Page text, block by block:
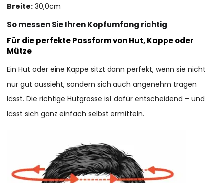
Breite: 30,0cm
So messen Sie Ihren Kopfumfang richtig
Für die perfekte Passform von Hut, Kappe oder
Mütze
Ein Hut oder eine Kappe sitzt dann perfekt, wenn sie nicht
nur gut aussieht, sondern sich auch angenehm tragen
lässt. Die richtige Hutgrösse ist dafür entscheidend – und
lässt sich ganz einfach selbst ermitteln.